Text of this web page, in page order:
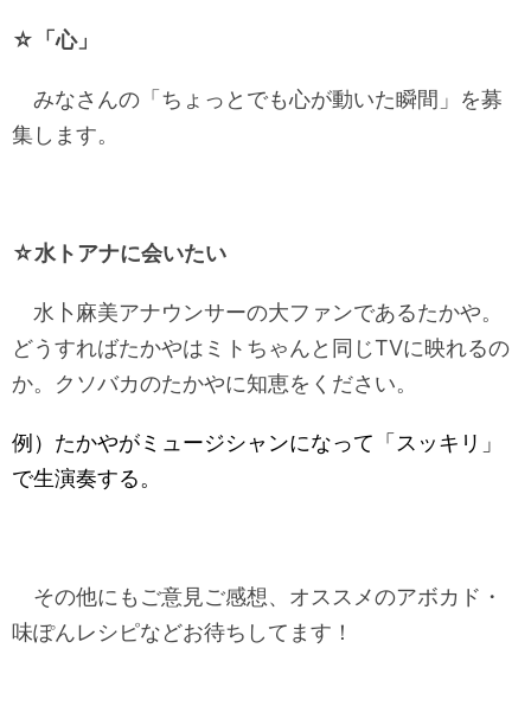
☆「心」
みなさんの「ちょっとでも心が動いた瞬間」を募
集します。
☆水トアナに会いたい
水卜麻美アナウンサーの大ファンであるたかや。
どうすればたかやはミトちゃんと同じTVに映れるの
か。クソバカのたかやに知恵をください。
例）たかやがミュージシャンになって「スッキリ」
で生演奏する。
その他にもご意見ご感想、オススメのアボカド・
味ぽんレシピなどお待ちしてます！